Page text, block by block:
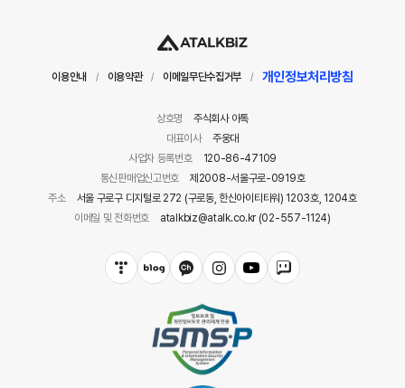
이용안내 / 이용약관 / 이메일무단수집거부 / 개인정보처리방침
상호명
주식회사 아톡
대표이사
주웅대
사업자 등록번호
120-86-47109
통신판매업신고번호
제2008-서울구로-0919호
주소
서울 구로구 디지털로 272 (구로동, 한신아이티타워) 1203호, 1204호
이메일 및 전화번호
atalkbiz@atalk.co.kr (02-557-1124)